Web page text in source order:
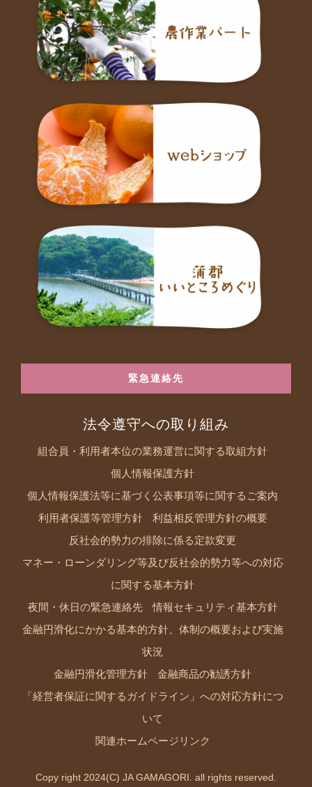
緊急連絡先
法令遵守への取り組み
組合員・利用者本位の業務運営に関する取組方針
個人情報保護方針
個人情報保護法等に基づく公表事項等に関するご案内
利用者保護等管理方針 利益相反管理方針の概要
反社会的勢力の排除に係る定款変更
マネー・ローンダリング等及び反社会的勢力等への対応
に関する基本方針
夜間・休日の緊急連絡先 情報セキュリティ基本方針
金融円滑化にかかる基本的方針、体制の概要および実施
状況
金融円滑化管理方針 金融商品の勧誘方針
「経営者保証に関するガイドライン」への対応方針につ
いて
関連ホームページリンク
Copy right 2024(C) JA GAMAGORI. all rights reserved.